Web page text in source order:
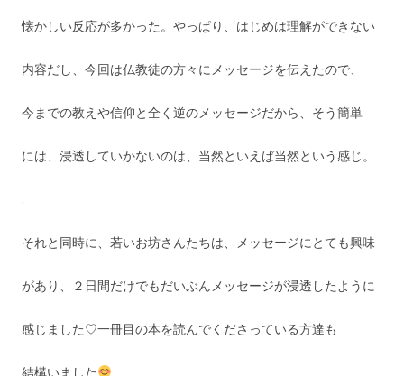
懐かしい反応が多かった。やっぱり、はじめは理解ができない
内容だし、今回は仏教徒の方々にメッセージを伝えたので、
今までの教えや信仰と全く逆のメッセージだから、そう簡単
には、浸透していかないのは、当然といえば当然という感じ。
.
それと同時に、若いお坊さんたちは、メッセージにとても興味
があり、２日間だけでもだいぶんメッセージが浸透したように
感じました♡一冊目の本を読んでくださっている方達も
結構いました